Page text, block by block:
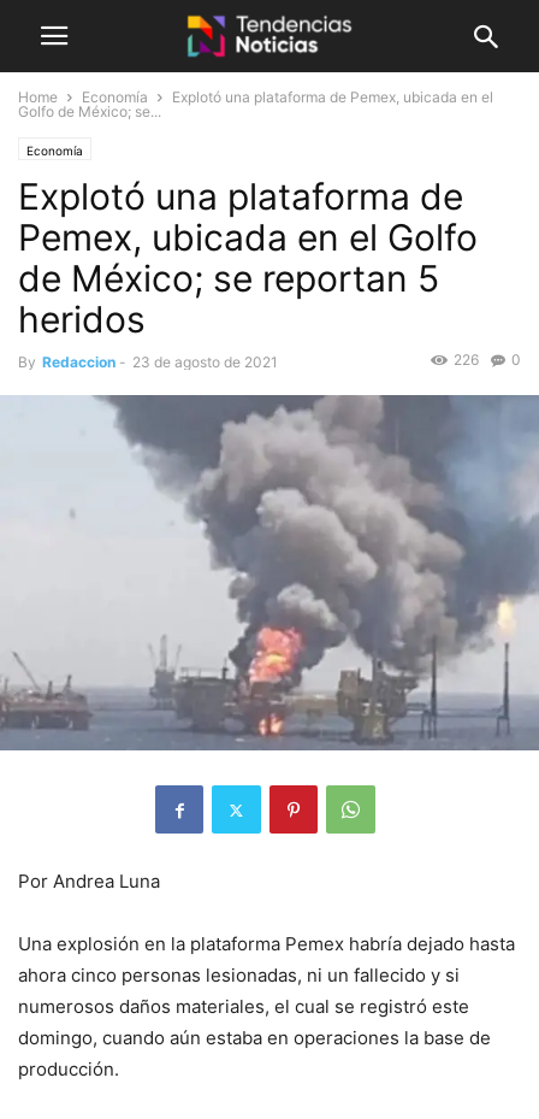
Home Economía
Explotó una plataforma de Pemex, ubicada en el
Golfo de México; se...
Economía
Explotó una plataforma de
Pemex, ubicada en el Golfo
de México; se reportan 5
heridos
By Redaccion - 23 de agosto de 2021 0
226
Por Andrea Luna
Una explosión en la plataforma Pemex habría dejado hasta
ahora cinco personas lesionadas, ni un fallecido y si
numerosos daños materiales, el cual se registró este
domingo, cuando aún estaba en operaciones la base de
producción.